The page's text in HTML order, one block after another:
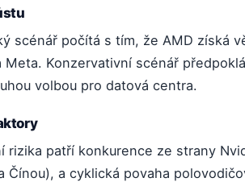
scénář počítá s tím, že AMD získá
Meta. Konzervativní scénář
volbou pro datová centra.
rizika patří konkurence ze strany
Čínou), a cyklická povaha